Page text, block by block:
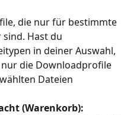
die nur für bestimmte
Hast du
in deiner Auswahl,
die Downloadprofile
Dateien
(Warenkorb):